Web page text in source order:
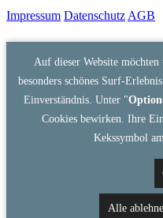
Impressum Datenschutz AGB
Auf dieser Website
besonders schönes Surf-
Einverständnis. Unter "
Cookies bewirken. Ihre
Kekssymbol
Alle